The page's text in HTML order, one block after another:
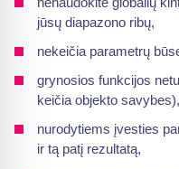
jūsų diapazono ribų,
nekeičia parametrų
grynosios funkcijos
keičia objekto savybes),
nurodytiems įvesties
ir tą patį rezultatą,